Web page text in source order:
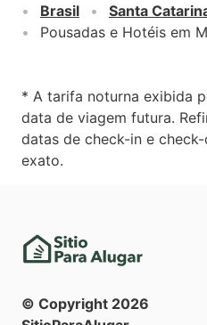
Brasil
Santa
Pousadas e Hotéis em
* A tarifa noturna exibida
data de viagem futura.
datas de check-in e
exato.
© Copyright 2026